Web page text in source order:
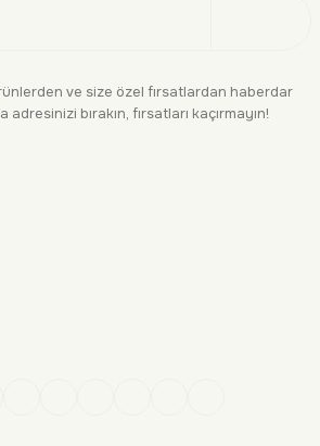
ve size özel fırsatlardan haberdar
bırakın, fırsatları kaçırmayın!
256 bit SSL sertifikası ile %100 güvende!